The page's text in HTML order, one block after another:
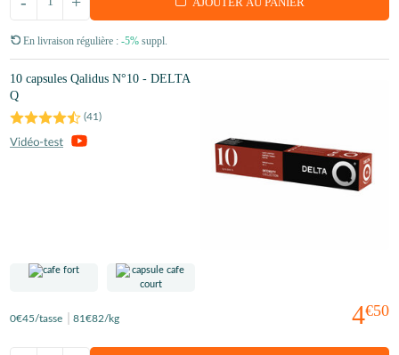
En livraison régulière : -5% suppl.
10 capsules Qalidus N°10 - DELTA
Q
(41)
4€50
0€45/tasse 81 €82/kg